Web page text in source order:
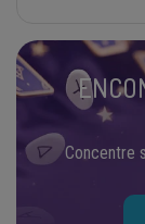
Concentre